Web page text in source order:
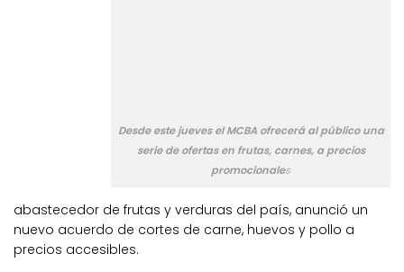
Desde este jueves el MCBA ofrecerá al público una
serie de ofertas en frutas, carnes, a precios
promocionales
abastecedor de frutas y verduras del país, anunció un
nuevo acuerdo de cortes de carne, huevos y pollo a
precios accesibles.